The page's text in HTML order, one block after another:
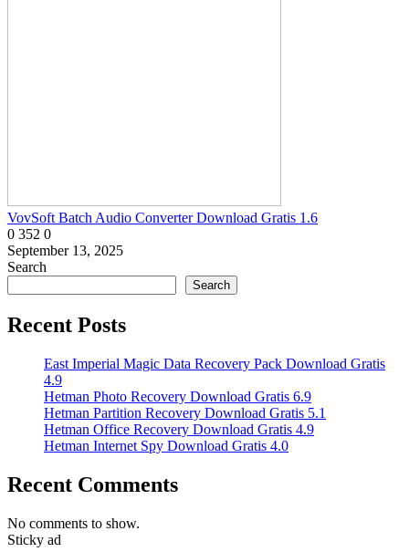
VovSoft Batch Audio Converter Download Gratis 1.6
0 352 0
September 13, 2025
Search
Search
Recent Posts
East Imperial Magic Data Recovery Pack Download Gratis
4.9
Hetman Photo Recovery Download Gratis 6.9
Hetman Partition Recovery Download Gratis 5.1
Hetman Office Recovery Download Gratis 4.9
Hetman Internet Spy Download Gratis 4.0
Recent Comments
No comments to show.
Sticky ad